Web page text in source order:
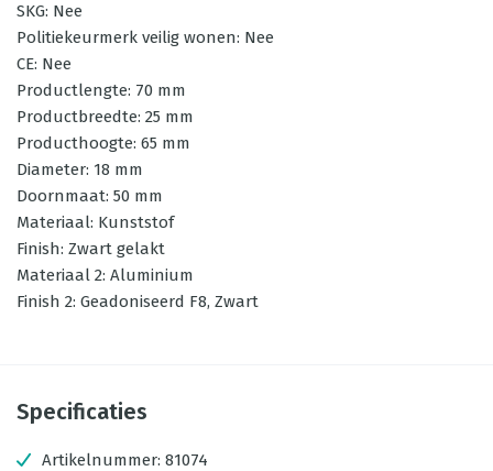
SKG: Nee
Politiekeurmerk veilig wonen: Nee
CE: Nee
Productlengte: 70 mm
Productbreedte: 25 mm
Producthoogte: 65 mm
Diameter: 18 mm
Doornmaat: 50 mm
Materiaal: Kunststof
Finish: Zwart gelakt
Materiaal 2: Aluminium
Finish 2: Geadoniseerd F8, Zwart
Specificaties
Artikelnummer: 81074